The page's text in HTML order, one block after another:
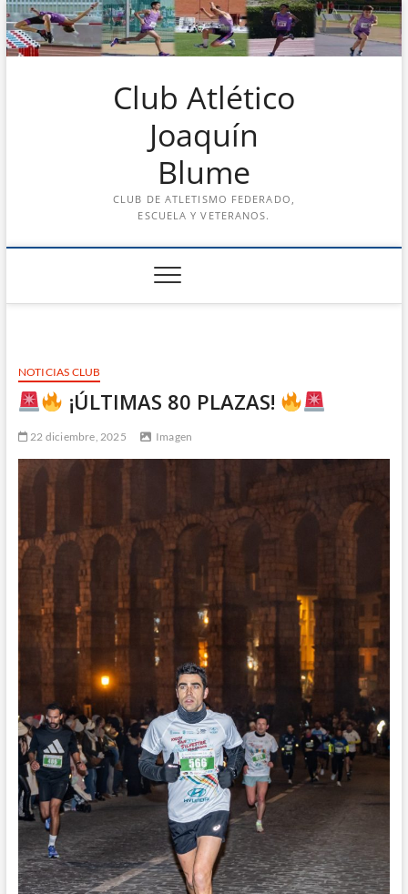
Saltar
al
contenido
Club Atlético
Joaquín
Blume
CLUB DE ATLETISMO FEDERADO,
ESCUELA Y VETERANOS.
NOTICIAS CLUB
¡ÚLTIMAS 80 PLAZAS!
22 diciembre, 2025 Imagen